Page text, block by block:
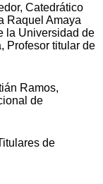
Catedrático
Raquel Amaya
la Universidad de
Profesor titular de
Ramos,
de
de